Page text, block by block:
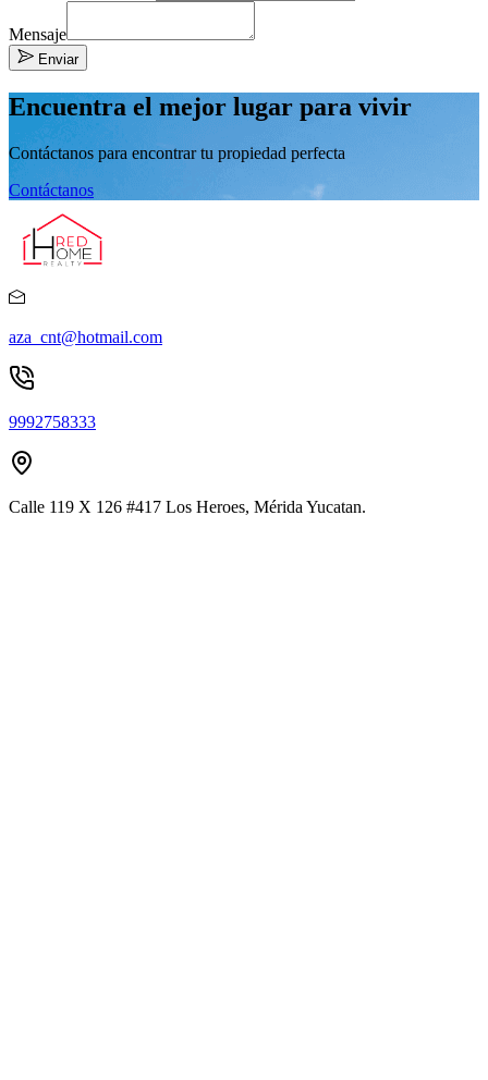
Mensaje
Enviar
Encuentra el mejor lugar para vivir
Contáctanos para encontrar tu propiedad perfecta
Contáctanos
aza_cnt@hotmail.com
9992758333
Calle 119 X 126 #417 Los Heroes, Mérida Yucatan.